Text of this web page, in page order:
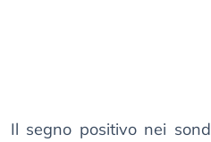
Il segno positivo nei